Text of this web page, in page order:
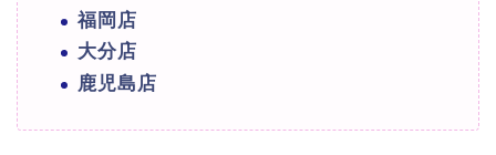
福岡店
大分店
鹿児島店